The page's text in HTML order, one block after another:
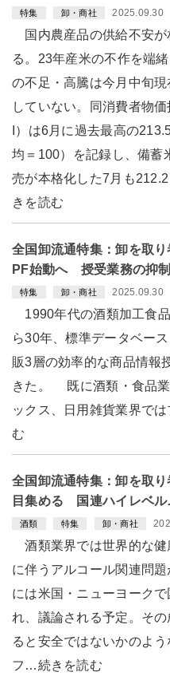
特集 卸・商社 2025.09.30
国内農産品の供給不安が
る。23年産米の不作を端
の不足・高騰は今月中旬
していない。同消費者物
I）は6月に過去最高の
均＝100）を記録し、備蓄
売が本格化した7月も
きを読む
全国卸流通特集：卸を取
PF始動へ 授受業務の抑
特集 卸・商社 2025.09.30
1990年代の酒類加工食
ら30年、標準データベー
販3層の効率的な商品情報
きた。 既に酒類・食品業
ックス、日用雑貨業界で
む
全国卸流通特集：卸を取
目集める 国連ハイレベ
酒類 特集 卸・商社
酒類業界では世界的な健
に伴うアルコール関連問
には米国・ニューヨーク
れ、議論される予定。そ
ると安全ではないかのよ
フ…続きを読む